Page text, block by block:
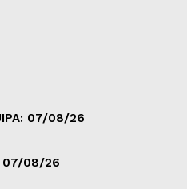
07/08/26
07/08/26